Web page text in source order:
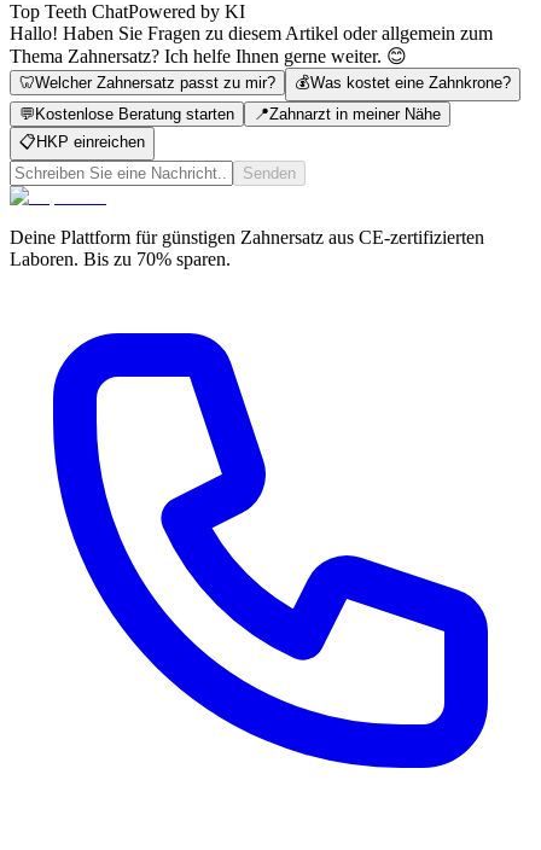
Top Teeth ChatPowered by KI
Hallo! Haben Sie Fragen zu diesem Artikel oder allgemein zum
Thema Zahnersatz? Ich helfe Ihnen gerne weiter. 😊
🦷Welcher Zahnersatz passt zu mir? 💰Was kostet eine Zahnkrone?
💬 Kostenlose Beratung starten 📍Zahnarzt in meiner Nähe
📋 HKP einreichen
Senden
Deine Plattform für günstigen Zahnersatz aus CE-zertifizierten
Laboren. Bis zu 70% sparen.